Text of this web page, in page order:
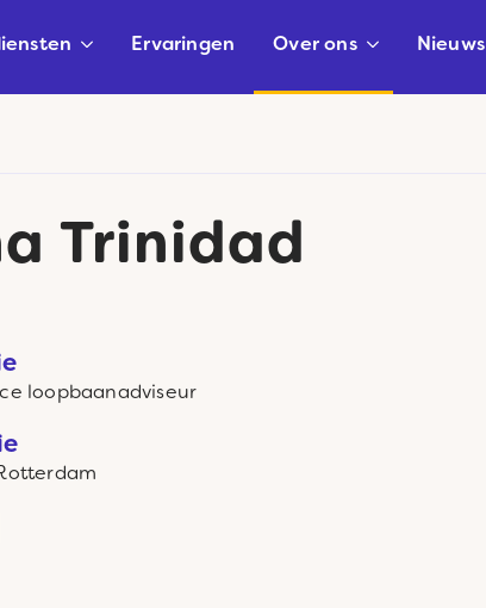
Ervaringen Over ons Nieuws
Trinidad
loopbaanadviseur